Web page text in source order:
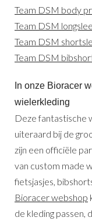
Team DSM body
Team DSM
Team DSM
Team DSM
In onze Bioracer
wielerkleding
Deze fantastische
uiteraard bij de
zijn een officiële
van custom made
fietsjasjes,
Bioracer webshop
de kleding passen,